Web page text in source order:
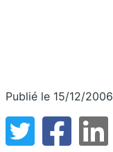
Publié le 15/12/